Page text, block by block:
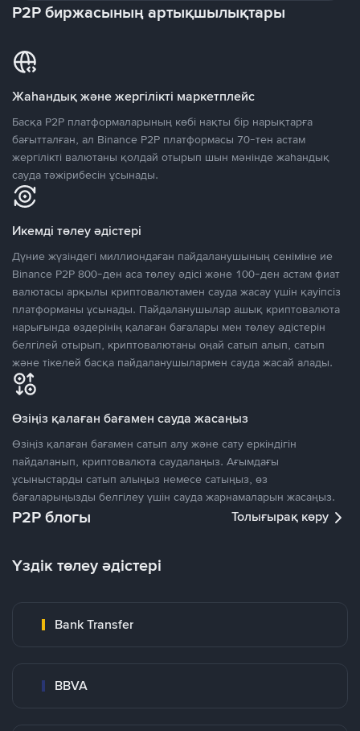
P2P биржасының артықшылықтары
Жаһандық және жергілікті маркетплейс
Басқа P2P платформаларының көбі нақты бір нарықтарға
бағытталған, ал Binance P2P платформасы 70-тен астам
жергілікті валютаны қолдай отырып шын мәнінде жаһандық
сауда тәжірибесін ұсынады.
Икемді төлеу әдістері
Дүние жүзіндегі миллиондаған пайдаланушының сеніміне ие
Binance P2P 800-ден аса төлеу әдісі және 100-ден астам фиат
валютасы арқылы криптовалютамен сауда жасау үшін қауіпсіз
платформаны ұсынады. Пайдаланушылар ашық криптовалюта
нарығында өздерінің қалаған бағалары мен төлеу әдістерін
белгілей отырып, криптовалютаны оңай сатып алып, сатып
және тікелей басқа пайдаланушылармен сауда жасай алады.
Өзіңіз қалаған бағамен сауда жасаңыз
Өзіңіз қалаған бағамен сатып алу және сату еркіндігін
пайдаланып, криптовалюта саудалаңыз. Ағымдағы
ұсыныстарды сатып алыңыз немесе сатыңыз, өз
бағаларыңызды белгілеу үшін сауда жарнамаларын жасаңыз.
P2P блогы Толығырақ көру
Үздік төлеу әдістері
Bank Transfer
BBVA